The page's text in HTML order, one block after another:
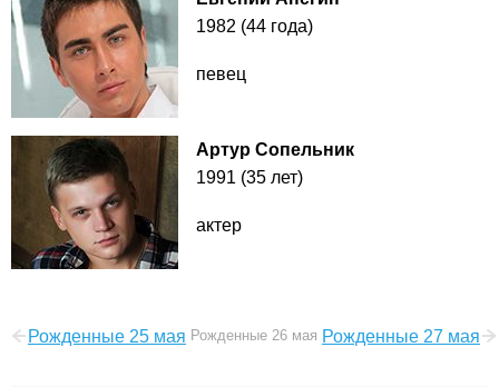
1982 (44 года)
певец
Артур Сопельник
1991 (35 лет)
актер
Рожденные 25 мая Рожденные 26 мая Рожденные 27 мая